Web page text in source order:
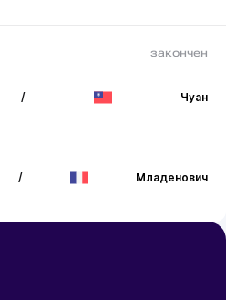
закончен
/ Чуан
/ Младенович